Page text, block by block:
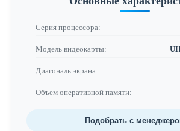
Серия процессора:
Модель видеокарты:
Диагональ экрана:
Объем оперативной памяти:
Подобрать с